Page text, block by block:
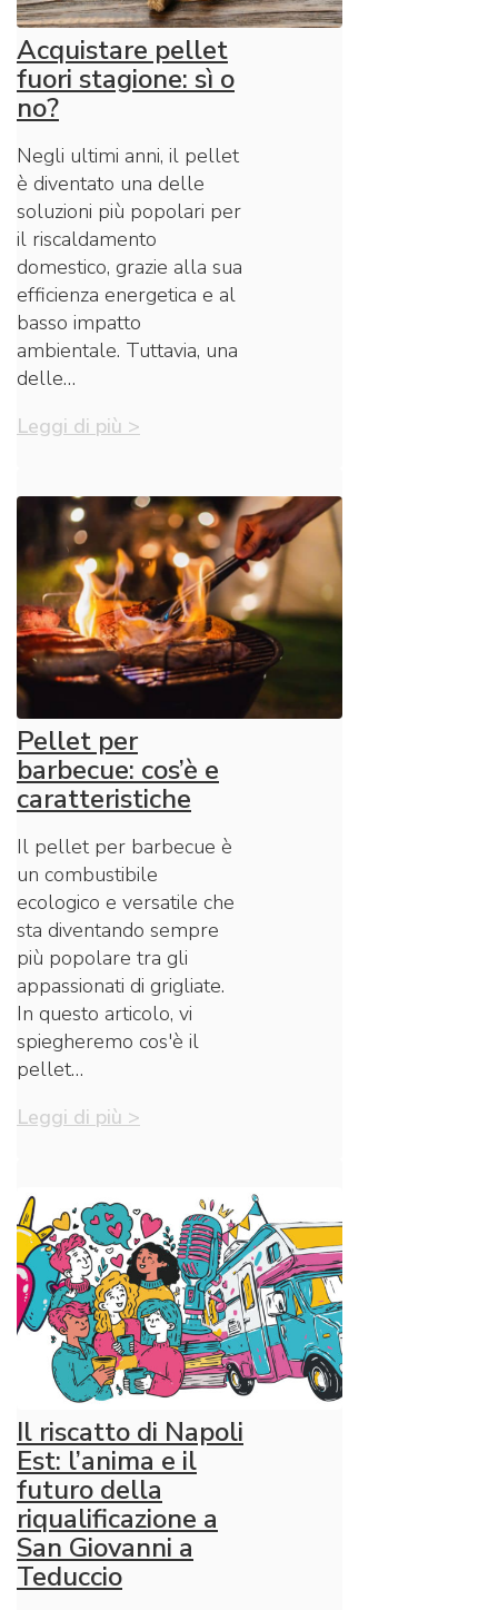
Acquistare pellet
fuori stagione: sì o
no?
Negli ultimi anni, il pellet
è diventato una delle
soluzioni più popolari per
il riscaldamento
domestico, grazie alla sua
efficienza energetica e al
basso impatto
ambientale. Tuttavia, una
delle…
Leggi di più >
Pellet per
barbecue: cos’è e
caratteristiche
Il pellet per barbecue è
un combustibile
ecologico e versatile che
sta diventando sempre
più popolare tra gli
appassionati di grigliate.
In questo articolo, vi
spiegheremo cos'è il
pellet…
Leggi di più >
Il riscatto di Napoli
Est: l’anima e il
futuro della
riqualificazione a
San Giovanni a
Teduccio